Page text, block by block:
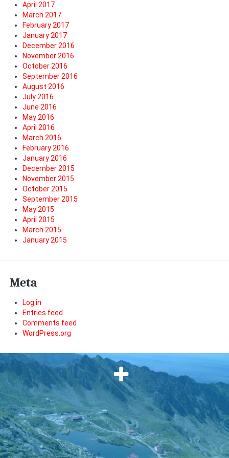
April 2017
March 2017
February 2017
January 2017
December 2016
November 2016
October 2016
September 2016
August 2016
July 2016
June 2016
May 2016
April 2016
March 2016
February 2016
January 2016
December 2015
November 2015
October 2015
September 2015
May 2015
April 2015
March 2015
January 2015
Meta
Log in
Entries feed
Comments feed
WordPress.org